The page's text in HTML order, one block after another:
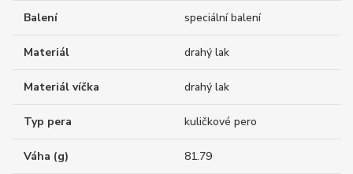
Balení speciální balení
Materiál drahý lak
Materiál víčka drahý lak
Typ pera kuličkové pero
Váha (g) 81.79